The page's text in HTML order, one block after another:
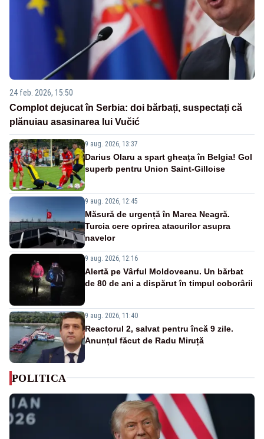
24 feb. 2026, 15:50
Complot dejucat în Serbia: doi bărbați, suspectați că
plănuiau asasinarea lui Vučić
9 aug. 2026, 13:37
Darius Olaru a spart gheața în Belgia! Gol
superb pentru Union Saint-Gilloise
9 aug. 2026, 12:45
Măsură de urgență în Marea Neagră.
Turcia cere oprirea atacurilor asupra
navelor
9 aug. 2026, 12:16
Alertă pe Vârful Moldoveanu. Un bărbat
de 80 de ani a dispărut în timpul coborârii
9 aug. 2026, 11:40
Reactorul 2, salvat pentru încă 9 zile.
Anunțul făcut de Radu Miruță
POLITICA